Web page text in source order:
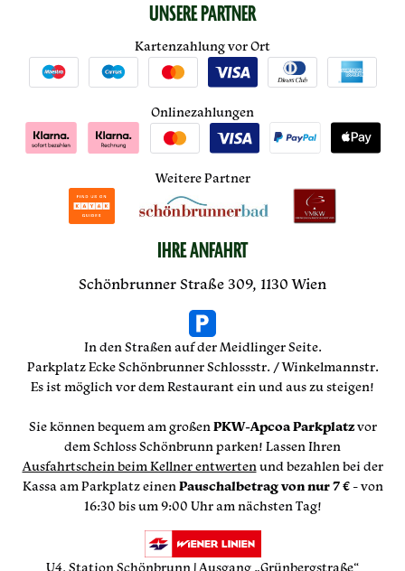
UNSERE PARTNER
Kartenzahlung vor Ort
Onlinezahlungen
Weitere Partner
IHRE ANFAHRT
Schönbrunner Straße 309, 1130 Wien
In den Straßen auf der Meidlinger Seite.
Parkplatz Ecke Schönbrunner Schlossstr. / Winkelmannstr.
Es ist möglich vor dem Restaurant ein und aus zu steigen!
Sie können bequem am großenPKW-Apcoa Parkplatzvor
dem Schloss Schönbrunn parken! Lassen Ihren
Ausfahrtschein beim Kellner entwertenund bezahlen bei der
Kassa am Parkplatz einenPauschalbetrag von nur 7 €- von
16:30 bis um 9:00 Uhr am nächsten Tag!
U4, Station Schönbrunn | Ausgang „Grünbergstraße“